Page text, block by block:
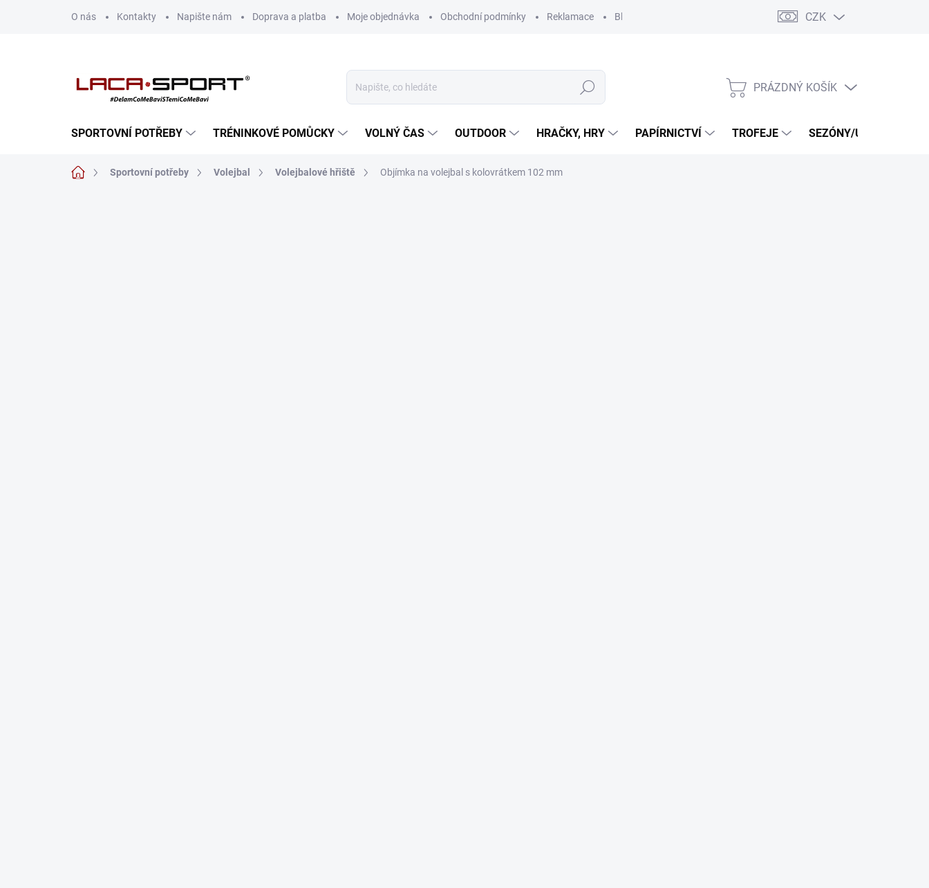
O nás Kontakty Napište nám Doprava a platba Moje objednávka Obchodní podmínky Reklamace Blog CZK
Hledat
NÁKUPNÍ
PRÁZDNÝ KOŠÍK
SPORTOVNÍ POTŘEBY TRÉNINKOVÉ POMŮCKY VOLNÝ ČAS OUTDOOR HRAČKY, HRY PAPÍRNICTVÍ TROFEJE SEZÓNY/UDÁLOSTI
Domů Sportovní potřeby Volejbal Volejbalové hřiště Objímka na volejbal s kolovrátkem 102 mm